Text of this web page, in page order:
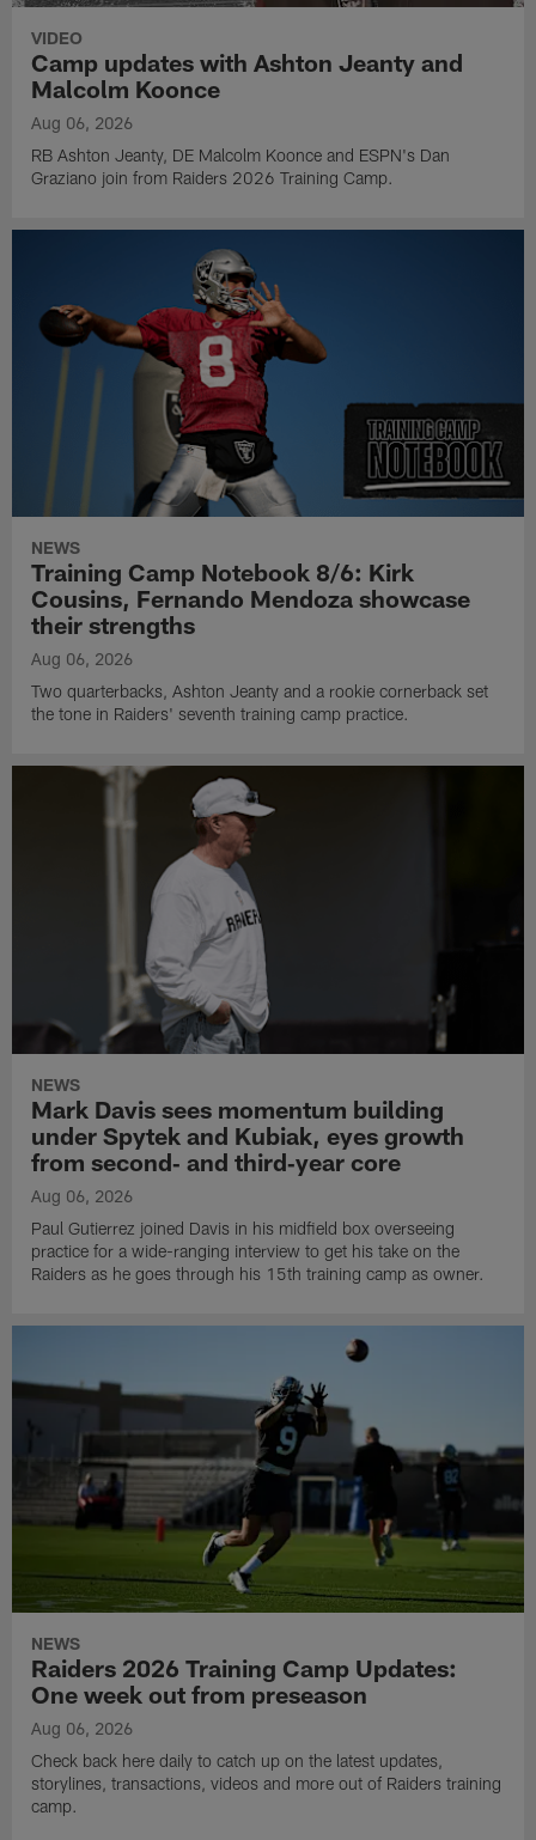
VIDEO
Camp updates with Ashton Jeanty and
Malcolm Koonce
Aug 06, 2026
RB Ashton Jeanty, DE Malcolm Koonce and ESPN's Dan
Graziano join from Raiders 2026 Training Camp.
NEWS
Training Camp Notebook 8/6: Kirk
Cousins, Fernando Mendoza showcase
their strengths
Aug 06, 2026
Two quarterbacks, Ashton Jeanty and a rookie cornerback set
the tone in Raiders' seventh training camp practice.
NEWS
Mark Davis sees momentum building
under Spytek and Kubiak, eyes growth
from second‑ and third‑year core
Aug 06, 2026
Paul Gutierrez joined Davis in his midfield box overseeing
practice for a wide-ranging interview to get his take on the
Raiders as he goes through his 15th training camp as owner.
NEWS
Raiders 2026 Training Camp Updates:
One week out from preseason
Aug 06, 2026
Check back here daily to catch up on the latest updates,
storylines, transactions, videos and more out of Raiders training
camp.